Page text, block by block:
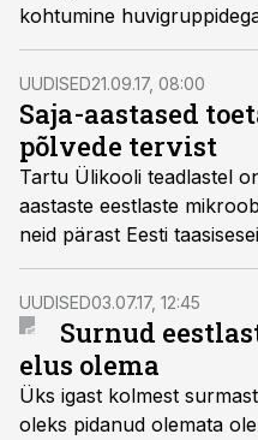
kohtumine
valitsusele esitleda
UUDISED21.09.17, 08:00
Saja-aastased
põlvede tervist
Tartu Ülikooli teadlastel
aastaste eestlaste
neid pärast Eesti
eestlaste omadega.
UUDISED03.07.17, 12:45
Surnud
elus olema
Üks igast kolmest
oleks pidanud olemata